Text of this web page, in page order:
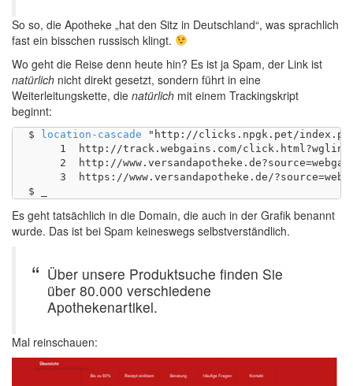
So so, die Apotheke „hat den Sitz in Deutschland“, was sprachlich
fast ein bisschen russisch klingt.
Wo geht die Reise denn heute hin? Es ist ja Spam, der Link ist
natürlich nicht direkt gesetzt, sondern führt in eine
Weiterleitungskette, die natürlich mit einem Trackingskript
beginnt:
$ location-cascade "http://clicks.npgk.pet/index.php/
     1	http://track.webgains.com/click.html?wglinkid=287179&wgcampaignid=1256375
     2	http://www.versandapotheke.de?source=webgains&siteid=1256375
     3	https://www.versandapotheke.de/?source=webgains&siteid=1256375
Es geht tatsächlich in die Domain, die auch in der Grafik benannt
wurde. Das ist bei Spam keineswegs selbstverständlich.
Über unsere Produktsuche finden Sie
über 80.000 verschiedene
Apothekenartikel.
Mal reinschauen: